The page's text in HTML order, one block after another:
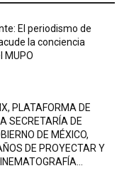
El periodismo de
la conciencia
MUPO
PLATAFORMA DE
SECRETARÍA DE
DE MÉXICO,
DE PROYECTAR Y